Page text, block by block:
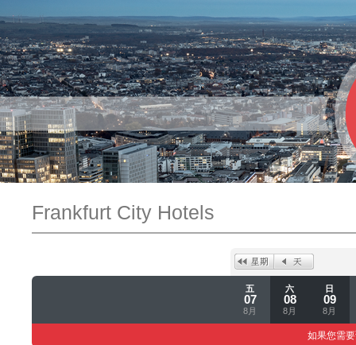
Frankfurt City Hotels
五
07
8月
六
08
8月
日
09
8月
如果您需